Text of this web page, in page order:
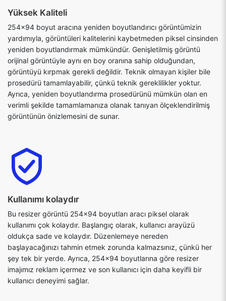
Yüksek Kaliteli
254x94 boyut aracına yeniden boyutlandırıcı görüntümizin
yardımıyla, görüntüleri kalitelerini kaybetmeden piksel cinsinden
yeniden boyutlandırmak mümkündür. Genişletilmiş görüntü
orijinal görüntüyle aynı en boy oranına sahip olduğundan,
görüntüyü kırpmak gerekli değildir. Teknik olmayan kişiler bile
prosedürü tamamlayabilir, çünkü teknik gereklilikler yoktur.
Ayrıca, yeniden boyutlandırma prosedürünü mümkün olan en
verimli şekilde tamamlamanıza olanak tanıyan ölçeklendirilmiş
görüntünün önizlemesini de sunar.
Kullanımı kolaydır
Bu resizer görüntü 254x94 boyutları aracı piksel olarak
kullanımı çok kolaydır. Başlangıç olarak, kullanıcı arayüzü
oldukça sade ve kolaydır. Düzenlemeye nereden
başlayacağınızı tahmin etmek zorunda kalmazsınız, çünkü her
şey tek bir yerde. Ayrıca, 254x94 boyutlarına göre resizer
imajımız reklam içermez ve son kullanıcı için daha keyifli bir
kullanıcı deneyimi sağlar.